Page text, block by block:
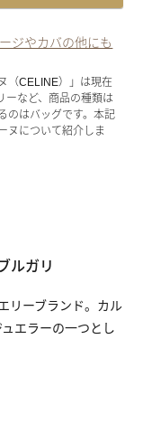
ジやカバの他にも
（CELINE）」は現在
ーなど、商品の種類は
のはバッグです。本記
ヌについて紹介しま
ルガリ
リーブランド。カル
エラーの一つとし